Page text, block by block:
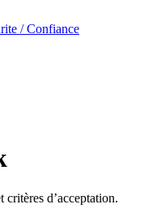
/ Confiance
critères d’acceptation.